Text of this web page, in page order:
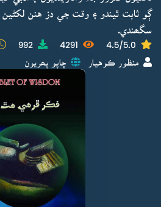
ڳو ثابت ٿيندو ۽ وقت جي دز هنن لکڻين
سگھندي.
4.5/5.0
4291
992
منظور ڪوهيار ڇاپو پھريون